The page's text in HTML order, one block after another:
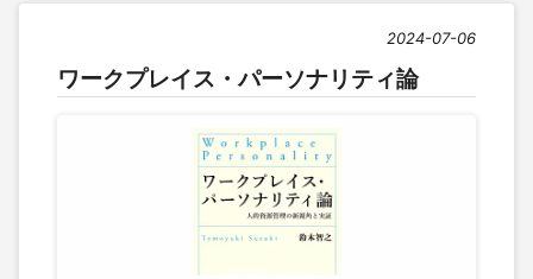
2024-07-06
ワークプレイス・パーソナリティ論